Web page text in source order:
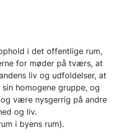
i det offentlige rum,
for møder på tværs, at
liv og udfoldelser, at
homogene gruppe, og
være nysgerrig på andre
og liv.
i byens rum).